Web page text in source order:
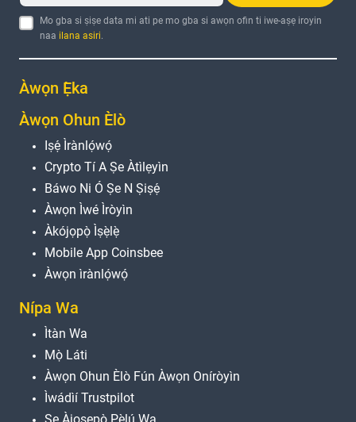
Mo gba si ṣiṣe data mi ati pe mo gba si awọn ofin ti iwe-aṣẹ iroyin
naa ilana asiri.
Àwọn Ẹ̀ka
Àwọn Ohun Èlò
Iṣẹ́ Ìrànlọ́wọ́
Crypto Tí A Ṣe Àtìlẹyìn
Báwo Ni Ó Ṣe N Ṣiṣẹ́
Àwọn Ìwé Ìròyìn
Àkójọpọ̀ Ìṣẹ̀lẹ̀
Mobile App Coinsbee
Àwọn ìrànlọ́wọ́
Nípa Wa
Ìtàn Wa
Mọ̀ Láti
Àwọn Ohun Èlò Fún Àwọn Oníròyìn
Ìwádìí Trustpilot